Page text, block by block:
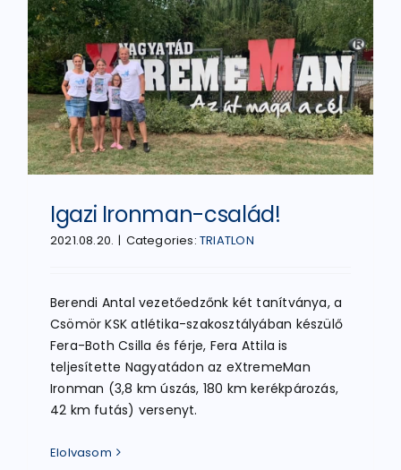
ATLÉTIKA
KERÉKPÁR
EGYÉB SPORTÁGAK
PÁLYÁK
ELÉRHETŐSÉGEK
TAGDÍJ BEFIZETÉS
Igazi Ironman-család!
2021.08.20. | Categories:TRIATLON
Berendi Antal vezetőedzőnk két tanítványa, a
Csömör KSK atlétika-szakosztályában készülő
Fera-Both Csilla és férje, Fera Attila is
teljesítette Nagyatádon az eXtremeMan
Ironman (3,8 km úszás, 180 km kerékpározás,
42 km futás) versenyt.
Elolvasom